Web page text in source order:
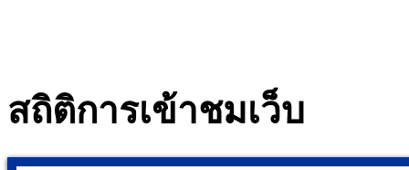
สถิติการเข้าชมเว็บ